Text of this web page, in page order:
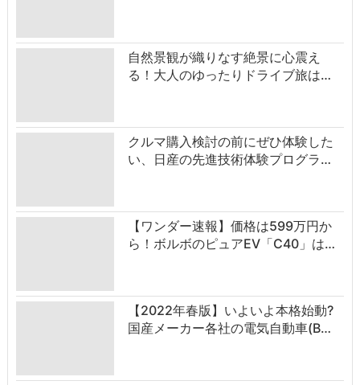
自然景観が織りなす絶景に心震え
る！大人のゆったりドライブ旅は…
クルマ購入検討の前にぜひ体験した
い、日産の先進技術体験プログラ…
【ワンダー速報】価格は599万円か
ら！ボルボのピュアEV「C40」は…
【2022年春版】いよいよ本格始動?
国産メーカー各社の電気自動車(B…